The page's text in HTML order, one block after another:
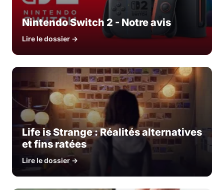
Nintendo Switch 2 - Notre avis
Lire le dossier →
Life is Strange : Réalités alternatives
et fins ratées
Lire le dossier →